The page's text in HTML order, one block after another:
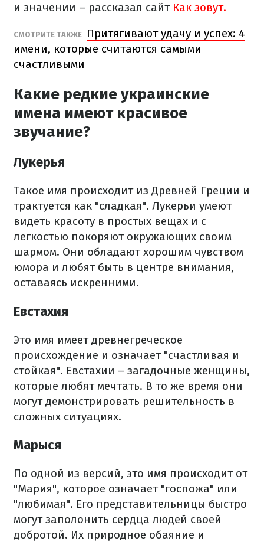
и значении – рассказал сайт Как зовут.
СМОТРИТЕ ТАКЖЕ
Притягивают удачу и успех: 4
имени, которые считаются самыми
счастливыми
Какие редкие украинские
имена имеют красивое
звучание?
Лукерья
Такое имя происходит из Древней Греции и
трактуется как "сладкая". Лукерьи умеют
видеть красоту в простых вещах и с
легкостью покоряют окружающих своим
шармом. Они обладают хорошим чувством
юмора и любят быть в центре внимания,
оставаясь искренними.
Евстахия
Это имя имеет древнегреческое
происхождение и означает "счастливая и
стойкая". Евстахии – загадочные женщины,
которые любят мечтать. В то же время они
могут демонстрировать решительность в
сложных ситуациях.
Марыся
По одной из версий, это имя происходит от
"Мария", которое означает "госпожа" или
"любимая". Его представительницы быстро
могут заполонить сердца людей своей
добротой. Их природное обаяние и